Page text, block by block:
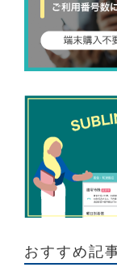
おすすめ記